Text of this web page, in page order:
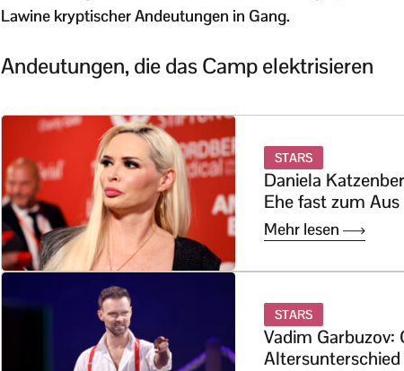
Lawine kryptischer Andeutungen in Gang.
Andeutungen, die das Camp elektrisieren
STARS
Daniela
Ehe fast zum Aus
Mehr lesen
STARS
Vadim Garbuzov: